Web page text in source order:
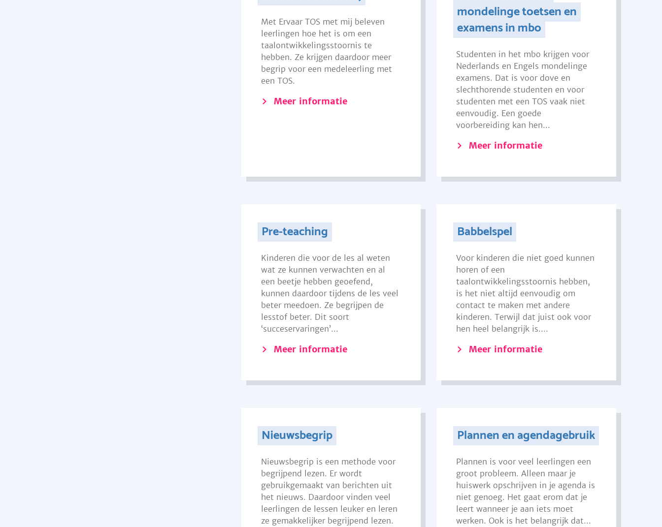
Met Ervaar TOS met mij beleven
leerlingen hoe het is om een
taalontwikkelingsstoornis te
hebben. Ze krijgen daardoor meer
begrip voor een medeleerling met
een TOS.
Meer informatie
mondelinge toetsen en
examens in mbo
Studenten in het mbo krijgen voor
Nederlands en Engels mondelinge
examens. Dat is voor dove en
slechthorende studenten en voor
studenten met een TOS vaak niet
eenvoudig. Een goede
voorbereiding kan hen...
Meer informatie
Pre-teaching
Kinderen die voor de les al weten
wat ze kunnen verwachten en al
een beetje hebben geoefend,
kunnen daardoor tijdens de les veel
beter meedoen. Ze begrijpen de
lesstof beter. Dit soort
‘succeservaringen’...
Meer informatie
Babbelspel
Voor kinderen die niet goed kunnen
horen of een
taalontwikkelingsstoornis hebben,
is het niet altijd eenvoudig om
contact te maken met andere
kinderen. Terwijl dat juist ook voor
hen heel belangrijk is....
Meer informatie
Nieuwsbegrip
Nieuwsbegrip is een methode voor
begrijpend lezen. Er wordt
gebruikgemaakt van berichten uit
het nieuws. Daardoor vinden veel
leerlingen de lessen leuker en leren
ze gemakkelijker begrijpend lezen.
Plannen en agendagebruik
Plannen is voor veel leerlingen een
groot probleem. Alleen maar je
huiswerk opschrijven in je agenda is
niet genoeg. Het gaat erom dat je
leert wanneer je aan iets moet
werken. Ook is het belangrijk dat...